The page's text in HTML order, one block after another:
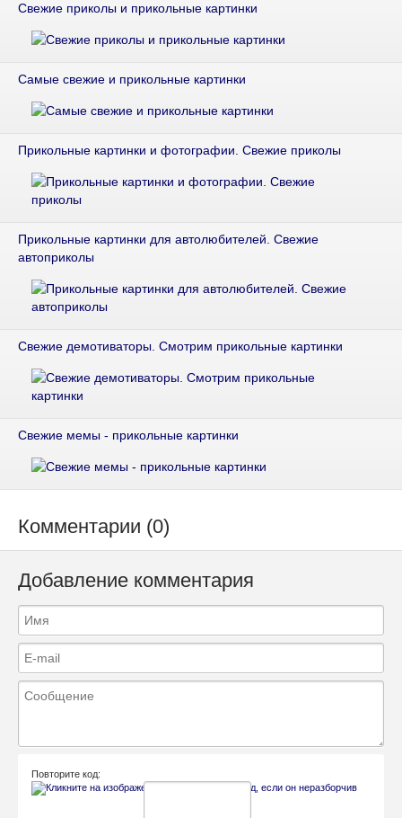
Свежие приколы и прикольные картинки
Самые свежие и прикольные картинки
Прикольные картинки и фотографии. Свежие приколы
Прикольные картинки для автолюбителей. Свежие
автоприколы
Свежие демотиваторы. Смотрим прикольные картинки
Свежие мемы - прикольные картинки
Комментарии (0)
Добавление комментария
Повторите код: